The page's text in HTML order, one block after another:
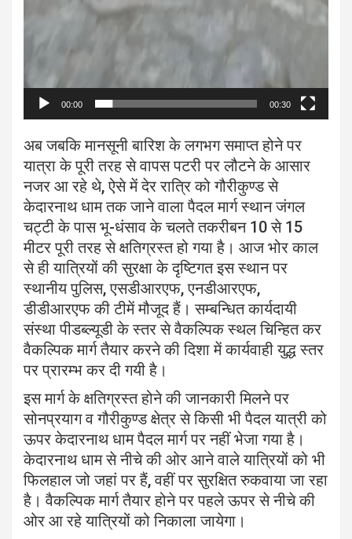
00:00 00:30
अब जबकि मानसूनी बारिश के लगभग समाप्त होने पर
यात्रा के पूरी तरह से वापस पटरी पर लौटने के आसार
नजर आ रहे थे, ऐसे में देर रात्रि को गौरीकुण्ड से
केदारनाथ धाम तक जाने वाला पैदल मार्ग स्थान जंगल
चट्टी के पास भू-धंसाव के चलते तकरीबन 10 से 15
मीटर पूरी तरह से क्षतिग्रस्त हो गया है। आज भोर काल
से ही यात्रियों की सुरक्षा के दृष्टिगत इस स्थान पर
स्थानीय पुलिस, एसडीआरएफ, एनडीआरएफ,
डीडीआरएफ की टीमें मौजूद हैं। सम्बन्धित कार्यदायी
संस्था पीडब्ल्यूडी के स्तर से वैकल्पिक स्थल चिन्हित कर
वैकल्पिक मार्ग तैयार करने की दिशा में कार्यवाही युद्ध स्तर
पर प्रारम्भ कर दी गयी है।
इस मार्ग के क्षतिग्रस्त होने की जानकारी मिलने पर
सोनप्रयाग व गौरीकुण्ड क्षेत्र से किसी भी पैदल यात्री को
ऊपर केदारनाथ धाम पैदल मार्ग पर नहीं भेजा गया है।
केदारनाथ धाम से नीचे की ओर आने वाले यात्रियों को भी
फिलहाल जो जहां पर हैं, वहीं पर सुरक्षित रुकवाया जा रहा
है। वैकल्पिक मार्ग तैयार होने पर पहले ऊपर से नीचे की
ओर आ रहे यात्रियों को निकाला जायेगा।